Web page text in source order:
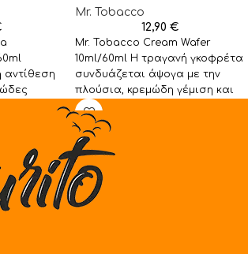
αντίθεση
την
Mr. Tobacco
12,90 €
Mr. Tobacco Cream Wafer
10ml/60ml Η τραγανή γκοφρέτα
συνδυάζεται άψογα με την
πλούσια, κρεμώδη γέμιση και
τις απαλές νότες καπνού,